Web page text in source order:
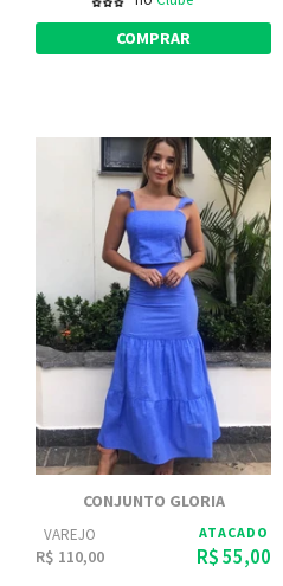
COMPRAR
CONJUNTO GLORIA
VAREJO
R$ 110,00
ATACADO
R$ 55,00